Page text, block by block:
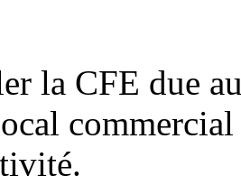
la CFE due